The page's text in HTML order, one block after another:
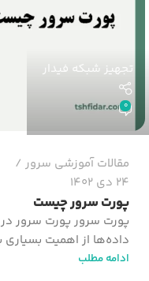
تجهیز شبکه فیدار
0
مقالات آموزشی سرور
24 دی 1402
پورت سرور چیست
پورت سرور پورت سرور در
داده‌ها از اهمیت
ادامه مطلب